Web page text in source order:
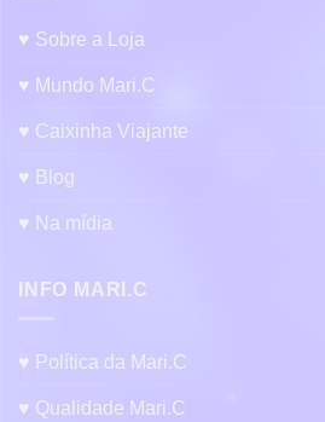
♥ Sobre a Loja
♥ Mundo Mari.C
♥ Caixinha Viajante
♥ Blog
♥ Na mídia
INFO MARI.C
♥ Política da Mari.C
♥ Qualidade Mari.C